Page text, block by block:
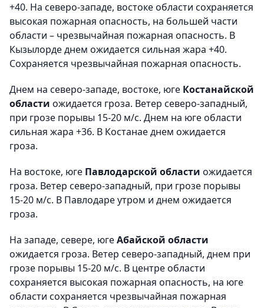
+40. На северо-западе, востоке области сохраняется
высокая пожарная опасность, на большей части
области – чрезвычайная пожарная опасность. В
Кызылорде днем ожидается сильная жара +40.
Сохраняется чрезвычайная пожарная опасность.
Днем на северо-западе, востоке, юге Костанайской
области ожидается гроза. Ветер северо-западный,
при грозе порывы 15-20 м/с. Днем на юге области
сильная жара +36. В Костанае днем ожидается
гроза.
На востоке, юге Павлодарской области ожидается
гроза. Ветер северо-западный, при грозе порывы
15-20 м/с. В Павлодаре утром и днем ожидается
гроза.
На западе, севере, югеАбайской области
ожидается гроза. Ветер северо-западный, днем при
грозе порывы 15-20 м/с. В центре области
сохраняется высокая пожарная опасность, на юге
области сохраняется чрезвычайная пожарная